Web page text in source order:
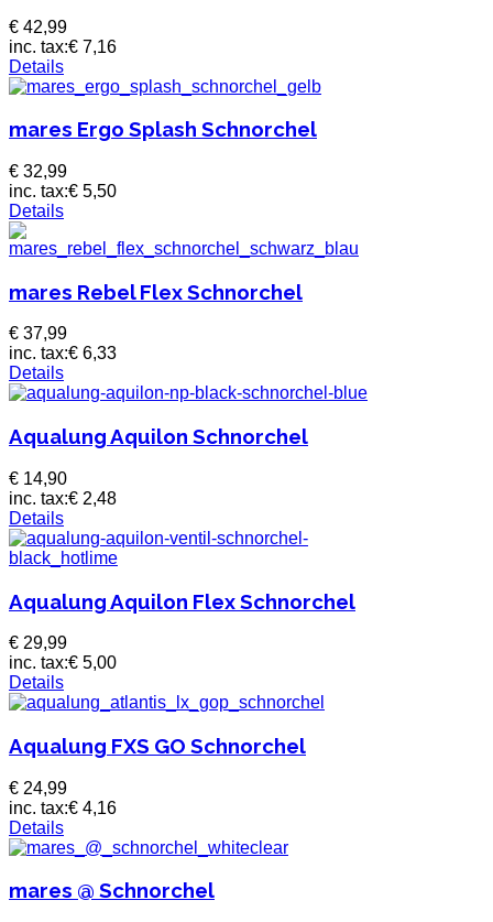
€ 42,99
inc. tax:€ 7,16
Details
mares Ergo Splash Schnorchel
€ 32,99
inc. tax:€ 5,50
Details
mares Rebel Flex Schnorchel
€ 37,99
inc. tax:€ 6,33
Details
Aqualung Aquilon Schnorchel
€ 14,90
inc. tax:€ 2,48
Details
Aqualung Aquilon Flex Schnorchel
€ 29,99
inc. tax:€ 5,00
Details
Aqualung FXS GO Schnorchel
€ 24,99
inc. tax:€ 4,16
Details
mares @ Schnorchel